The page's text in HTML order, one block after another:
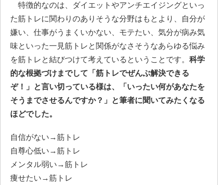
特徴的なのは、ダイエットやアンチエイジングといっ
た筋トレに関わりのありそうな分野はもとより、自分が
嫌い、仕事がうまくいかない、モテたい、気分が病み気
味といった一見筋トレと関係がなさそうなあらゆる悩み
を筋トレと結びつけて考えているということです。 科学
的な根拠づけまでして「筋トレでぜんぶ解決できる
ぞ！」と言い切っている様は、「いったい何があなたを
そうまでさせるんですか？」と筆者に聞いてみたくなる
ほどでした。
自信がない→筋トレ
自尊心低い→筋トレ
メンタル弱い→筋トレ
痩せたい→筋トレ